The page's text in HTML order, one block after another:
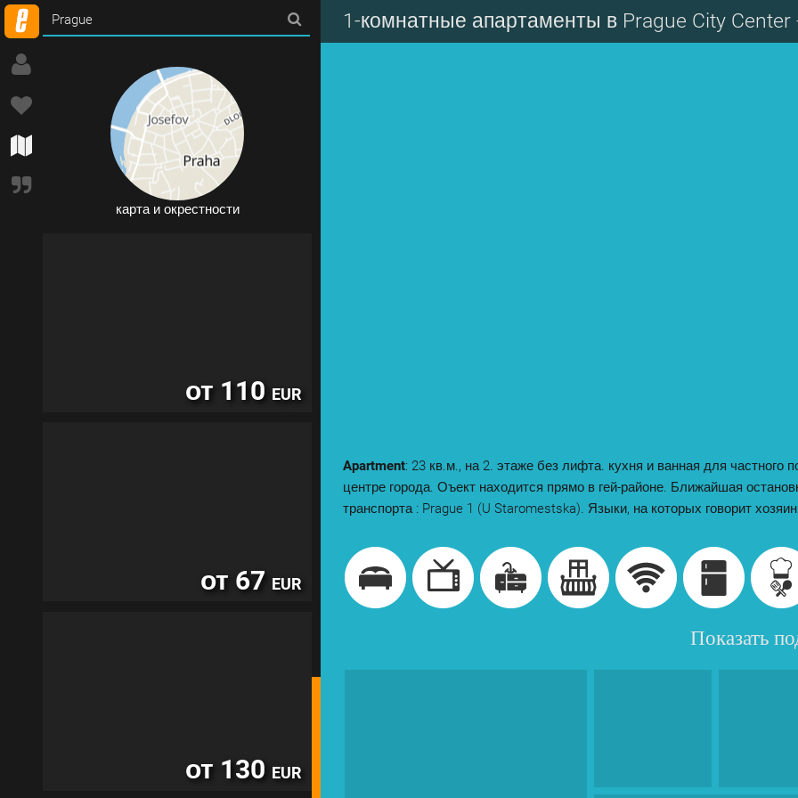
1-комнатные апартаменты в Prague City Center
Apartment: 23 кв.м., на 2. этаже без лифта. кухня и ванная для частного
центре города. Оъект находится прямо в гей-районе. Ближайшая
транспорта : Prague 1 (U Staromestska). Языки, на которых говорит
Показать
EUR
карта и окрестности
от 110 EUR
от 67 EUR
от 130 EUR